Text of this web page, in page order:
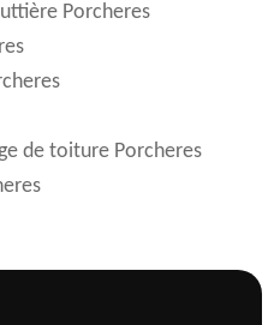
Porcheres
de toiture Porcheres